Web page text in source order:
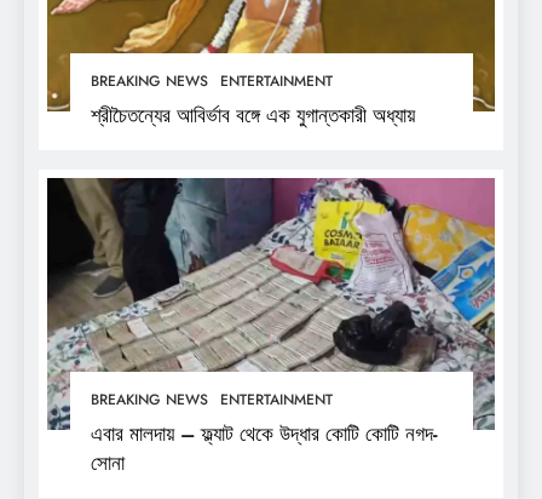
BREAKING NEWS ENTERTAINMENT
শ্রীচৈতন্যের আবির্ভাব বঙ্গে এক যুগান্তকারী অধ্যায়
BREAKING NEWS ENTERTAINMENT
এবার মালদায় – ফ্ল্যাট থেকে উদ্ধার কোটি কোটি নগদ-
সোনা